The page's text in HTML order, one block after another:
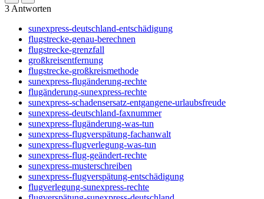
3 Antworten
sunexpress-deutschland-entschädigung
flugstrecke-genau-berechnen
flugstrecke-grenzfall
großkreisentfernung
flugstrecke-großkreismethode
sunexpress-flugänderung-rechte
flugänderung-sunexpress-rechte
sunexpress-schadensersatz-entgangene-urlaubsfreude
sunexpress-deutschland-faxnummer
sunexpress-flugänderung-was-tun
sunexpress-flugverspätung-fachanwalt
sunexpress-flugverlegung-was-tun
sunexpress-flug-geändert-rechte
sunexpress-musterschreiben
sunexpress-flugverspätung-entschädigung
flugverlegung-sunexpress-rechte